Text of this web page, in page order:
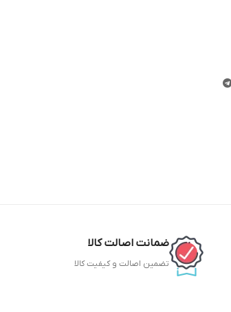
ضمانت اصالت کالا
تضمین اصالت و کیفیت کالا